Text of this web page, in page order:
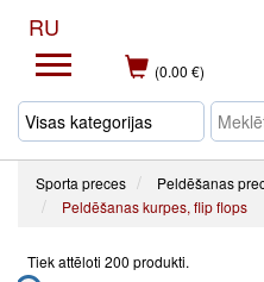
RU
(0.00 €)
Sporta preces
Peldēšanas
Peldēšanas kurpes, flip flops
Tiek attēloti 200 produkti.